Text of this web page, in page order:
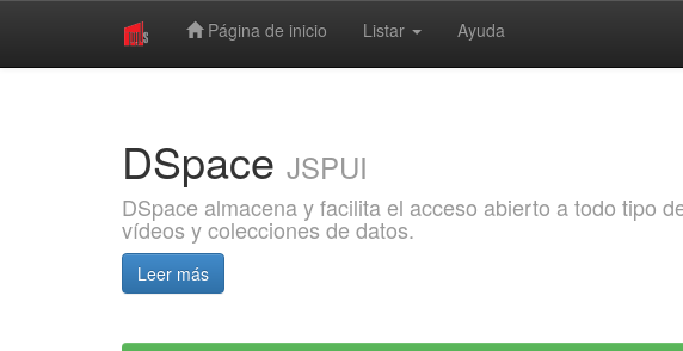
Página de inicio Listar Ayuda
DSpace JSPUI
DSpace almacena y facilita el acceso abierto a todo tipo
vídeos y colecciones de datos.
Leer más